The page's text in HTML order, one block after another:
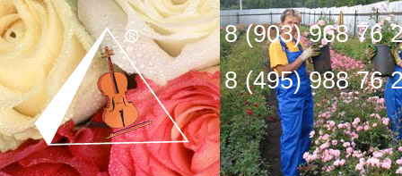
8 (903) 968 76
8 (495) 988 76